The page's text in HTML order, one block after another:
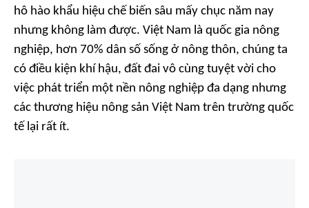
hô hào khẩu hiệu chế biến sâu mấy chục năm nay
nhưng không làm được. Việt Nam là quốc gia nông
nghiệp, hơn 70% dân số sống ở nông thôn, chúng ta
có điều kiện khí hậu, đất đai vô cùng tuyệt vời cho
việc phát triển một nền nông nghiệp đa dạng nhưng
các thương hiệu nông sản Việt Nam trên trường quốc
tế lại rất ít.